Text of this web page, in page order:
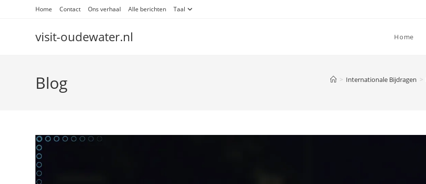
Home Contact Ons verhaal Alle berichten Taal
visit-oudewater.nl Home
Blog > Internationale Bijdragen >